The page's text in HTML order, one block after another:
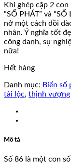
là:
Khi ghép cặp 2
“SỐ PHÁT” và
nở một cách dồi
nhân. Ý nghĩa tốt
công danh, sự
nữa!
Hết hàng
Danh mục: Biển số
tài lộc, thịnh vượng
Mô tả
Số 86 là một con